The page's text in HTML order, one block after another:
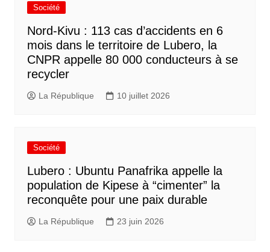
Société
Nord-Kivu : 113 cas d’accidents en 6
mois dans le territoire de Lubero, la
CNPR appelle 80 000 conducteurs à se
recycler
La République 10 juillet 2026
Société
Lubero : Ubuntu Panafrika appelle la
population de Kipese à “cimenter” la
reconquête pour une paix durable
La République 23 juin 2026